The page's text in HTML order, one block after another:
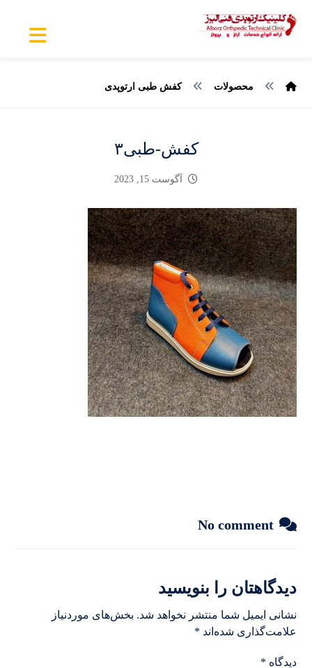
محصولات کفش طبی ارتوپدی
کفش-طبی۳
آگوست 15, 2023
No comment
دیدگاهتان را بنویسید
نشانی ایمیل شما منتشر نخواهد شد. بخش‌های موردنیاز
علامت‌گذاری شده‌اند *
دیدگاه *